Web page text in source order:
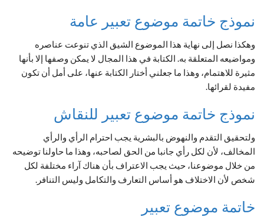
نموذج خاتمة موضوع تعبير عامة
وهكذا نصل إلى نهاية هذا الموضوع الشيق الذي تنوعت عناصره
ومواضيعه المتعلقة به. الكتابة في هذا المجال لا يمكن وصفها إلا بأنها
مثيرة للاهتمام، وهذا ما جعلني أختار الكتابة عنها، على أمل أن تكون
مفيدة لقرائها.
نموذج خاتمة موضوع تعبير للنقاش
ولتحقيق التقدم والنهوض بالبشرية يجب احترام الرأي والرأي
المخالف، لأن لكل رأي جانبا من الحق لصاحبه، وهذا ما حاولنا توضيحه
من خلال موضوعنا، حيث يجب الاعتراف بأن هناك آراء مختلفة لكل
شخص لأن الاختلاف هو أساس التعارف والتكامل وليس التنافر.
خاتمة موضوع تعبير